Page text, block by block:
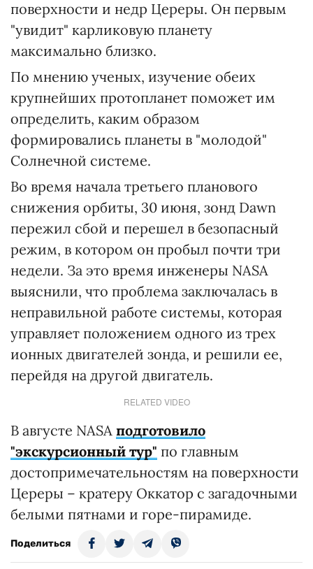
поверхности и недр Цереры. Он первым
"увидит" карликовую планету
максимально близко.
По мнению ученых, изучение обеих
крупнейших протопланет поможет им
определить, каким образом
формировались планеты в "молодой"
Солнечной системе.
Во время начала третьего планового
снижения орбиты, 30 июня, зонд Dawn
пережил сбой и перешел в безопасный
режим, в котором он пробыл почти три
недели. За это время инженеры NASA
выяснили, что проблема заключалась в
неправильной работе системы, которая
управляет положением одного из трех
ионных двигателей зонда, и решили ее,
перейдя на другой двигатель.
RELATED VIDEO
В августе NASA подготовило
"экскурсионный тур" по главным
достопримечательностям на поверхности
Цереры – кратеру Оккатор с загадочными
белыми пятнами и горе-пирамиде.
Поделиться